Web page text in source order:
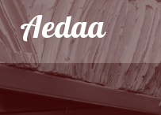
Aedaa